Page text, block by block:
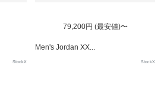
StockX
79,200円 (最安値)〜
Men's Jordan XX...
StockX